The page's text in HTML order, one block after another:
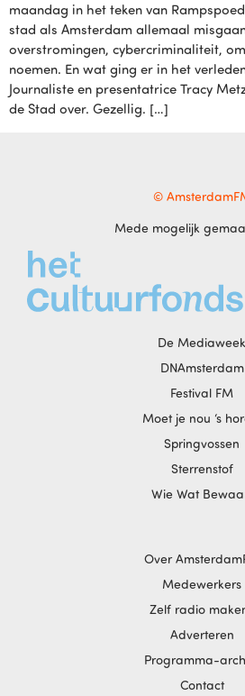
maandag in het teken van
stad als Amsterdam allemaal
overstromingen, cybercriminaliteit,
noemen. En wat ging er in het
Journaliste en presentatrice Tracy
de Stad over. Gezellig. […]
©
Mede mogelijk
De Mediaweek
DNAmsterdam
Festival FM
Moet je nou ‘s
Springvossen
Sterrenstof
Wie Wat
Over
Medewerkers
Zelf radio
Adverteren
Programma-
Contact